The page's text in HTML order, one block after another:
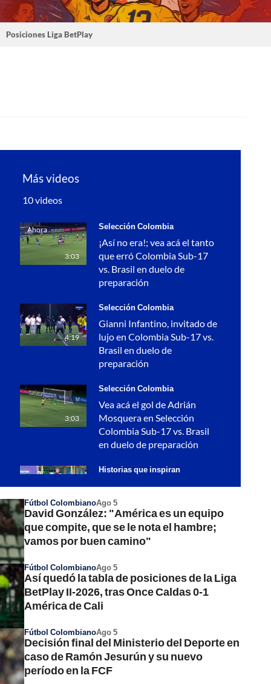
Posiciones Liga BetPlay
Más videos
10 videos
Ahora
3:03
Selección Colombia
¡Así no era!; vea acá el tanto
que erró Colombia Sub-17
vs. Brasil en duelo de
preparación
4:19
Selección Colombia
Gianni Infantino, invitado de
lujo en Colombia Sub-17 vs.
Brasil en duelo de
preparación
3:03
Selección Colombia
Vea acá el gol de Adrián
Mosquera en Selección
Colombia Sub-17 vs. Brasil
en duelo de preparación
3:53
Historias que inspiran
Un jardín de esperanzas: el
lugar donde nacen los
sueños de Victoria
8:44
Gol Caracol
3-0 Países Bajos | FINAL
Mundial Sub-17 Marruecos
1:19
Selección Colombia
contra la Selección
Colombia, en el Mundial
Sub-17; ¡a los 15 segundos!
Fútbol ColombianoAgo 5
David González: "América es un equipo
que compite, que se le nota el hambre;
vamos por buen camino"
Fútbol ColombianoAgo 5
Así quedó la tabla de posiciones de la Liga
BetPlay II-2026, tras Once Caldas 0-1
América de Cali
Fútbol ColombianoAgo 5
Decisión final del Ministerio del Deporte en
caso de Ramón Jesurún y su nuevo
período en la FCF